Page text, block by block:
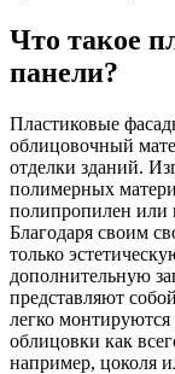
Что такое
панели?
Пластиковые
облицовочный
отделки зданий.
полимерных
полипропилен или
Благодаря своим
только
дополнительную
представляют
легко
облицовки как
например, цоколя